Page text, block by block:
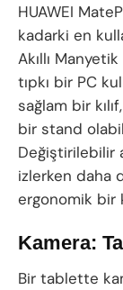
HUAWEI
kadarki en
Akıllı
tıpkı bir PC
sağlam bir
bir stand
Değiştirilebilir
izlerken daha
ergonomik bir
Kamera:
Bir tablette